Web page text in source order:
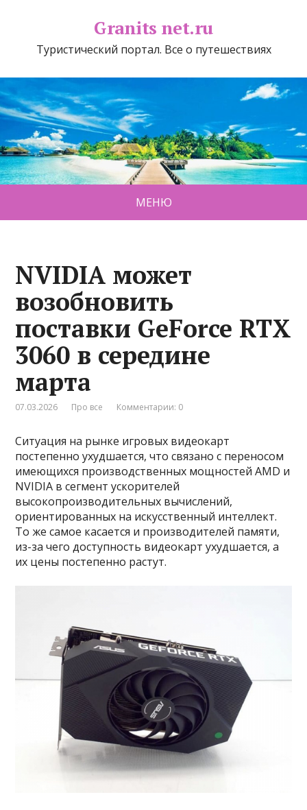
Granits net.ru
Туристический портал. Все о путешествиях
МЕНЮ
NVIDIA может
возобновить
поставки GeForce RTX
3060 в середине
марта
07.03.2026 Про все Комментарии: 0
Ситуация на рынке игровых видеокарт
постепенно ухудшается, что связано с переносом
имеющихся производственных мощностей AMD и
NVIDIA в сегмент ускорителей
высокопроизводительных вычислений,
ориентированных на искусственный интеллект.
То же самое касается и производителей памяти,
из-за чего доступность видеокарт ухудшается, а
их цены постепенно растут.